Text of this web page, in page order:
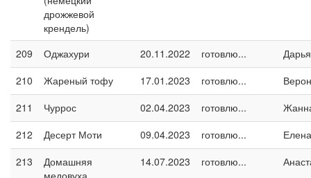
дрожжевой
крендель)
209 Оджахури 20.11.2022 готовлю...
Дарья
210
Жареный тофу 17.01.2023 готовлю...
211
Чуррос 02.04.2023 готовлю...
212
Десерт Моти 09.04.2023 готовлю...
213
Домашняя
14.07.2023 готовлю...